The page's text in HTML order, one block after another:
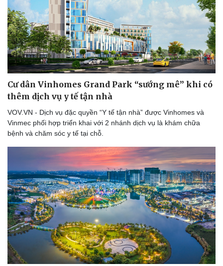
Văn hóa
Sân khấu - Điện ảnh
Văn học
Âm nhạc
Di sản
Giải trí
Nghệ sĩ
Thời trang
Sao Việt
Cư dân Vinhomes Grand Park “sướng mê” khi có
thêm dịch vụ y tế tận nhà
VOV.VN - Dịch vụ đặc quyền “Y tế tận nhà” được Vinhomes và
Vinmec phối hợp triển khai với 2 nhánh dịch vụ là khám chữa
bệnh và chăm sóc y tế tại chỗ.